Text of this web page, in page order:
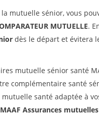
mutuelle sénior, vous
MUTUELLE.
dès le départ et évitera
mutuelle sénior santé
complémentaire santé
santé adaptée à
Assurances